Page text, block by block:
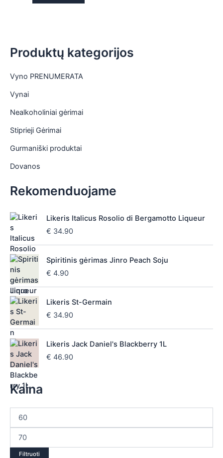
Produktų kategorijos
Vyno PRENUMERATA
Vynai
Nealkoholiniai gėrimai
Stiprieji Gėrimai
Gurmaniški produktai
Dovanos
Rekomenduojame
Likeris Italicus Rosolio di Bergamotto Liqueur
€ 34.90
Spiritinis gėrimas Jinro Peach Soju
€ 4.90
Likeris St-Germain
€ 34.90
Likeris Jack Daniel's Blackberry 1L
€ 46.90
Kaina
Filtruoti